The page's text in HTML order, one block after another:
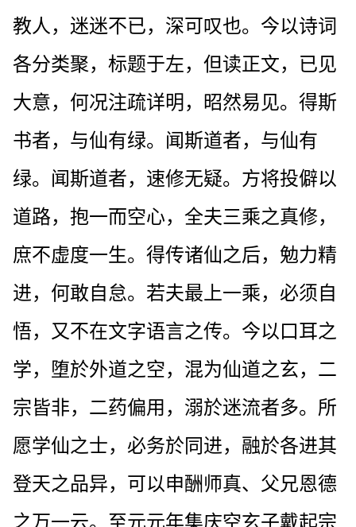
教人，迷迷不已，深可叹也。今以诗词
各分类聚，标题于左，但读正文，已见
大意，何况注疏详明，昭然易见。得斯
书者，与仙有绿。闻斯道者，与仙有
绿。闻斯道者，速修无疑。方将投僻以
道路，抱一而空心，全夫三乘之真修，
庶不虚度一生。得传诸仙之后，勉力精
进，何敢自怠。若夫最上一乘，必须自
悟，又不在文字语言之传。今以口耳之
学，堕於外道之空，混为仙道之玄，二
宗皆非，二药偏用，溺於迷流者多。所
愿学仙之士，必务於同进，融於各进其
登天之品异，可以申酬师真、父兄恩德
之万一云。至元元年集庆空玄子戴起宗